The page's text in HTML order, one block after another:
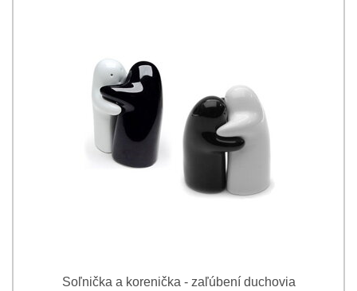
Soľnička a korenička - zaľúbení duchovia